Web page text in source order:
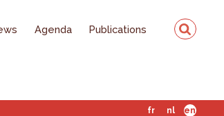
Agenda Publications
fr nl en